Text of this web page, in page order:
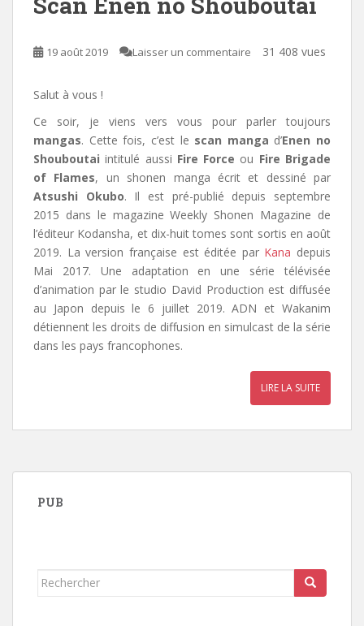
19 août 2019 Laisser un commentaire 31 408 vues
Salut à vous !
Ce soir, je viens vers vous pour parler toujours
mangas. Cette fois, c’est le scan manga d’Enen no
Shouboutai intitulé aussi Fire Force ou Fire Brigade
of Flames, un shonen manga écrit et dessiné par
Atsushi Okubo. Il est pré-publié depuis septembre
2015 dans le magazine Weekly Shonen Magazine de
l’éditeur Kodansha, et dix-huit tomes sont sortis en août
2019. La version française est éditée par Kana depuis
Mai 2017. Une adaptation en une série télévisée
d’animation par le studio David Production est diffusée
au Japon depuis le 6 juillet 2019. ADN et Wakanim
détiennent les droits de diffusion en simulcast de la série
dans les pays francophones.
LIRE LA SUITE
PUB
Rechercher...